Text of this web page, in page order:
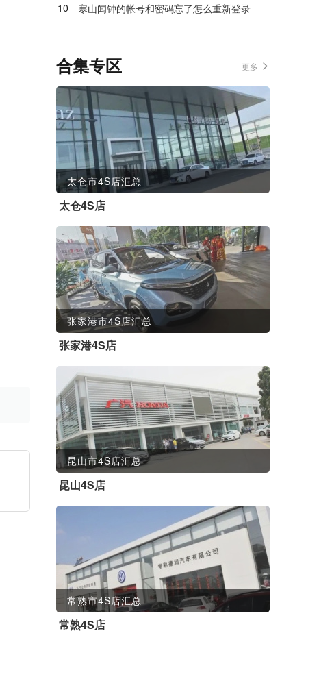
10
寒山闻钟的帐号和密码忘了怎么重新登录
合集专区 更多
太仓市4S店汇总
太仓4S店
张家港市4S店汇总
张家港4S店
昆山市4S店汇总
昆山4S店
常熟市4S店汇总
常熟4S店